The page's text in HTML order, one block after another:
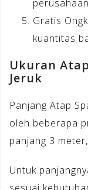
perusahaan
Gratis
kuantitas
Ukuran
Jeruk
Panjang Atap
oleh beberapa
panjang 3
Untuk